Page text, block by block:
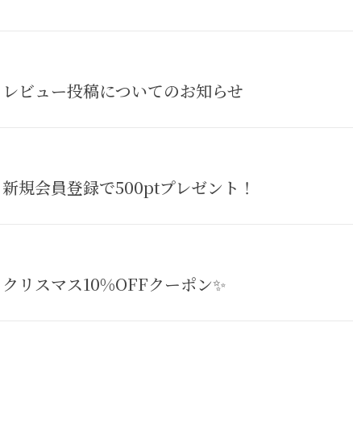
ビュー投稿についてのお知らせ
規会員登録で500ptプレゼント！
リスマス10%OFFクーポン✨